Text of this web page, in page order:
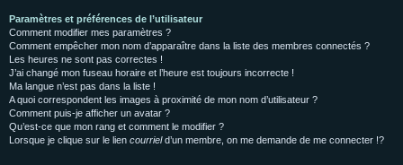
Paramètres et préférences de l’utilisateur
Comment modifier mes paramètres ?
Comment empêcher mon nom d’apparaître dans la liste des membres connectés ?
Les heures ne sont pas correctes !
J’ai changé mon fuseau horaire et l’heure est toujours incorrecte !
Ma langue n’est pas dans la liste !
A quoi correspondent les images à proximité de mon nom d’utilisateur ?
Comment puis-je afficher un avatar ?
Qu’est-ce que mon rang et comment le modifier ?
Lorsque je clique sur le lien courrield’un membre, on me demande de me connecter !?